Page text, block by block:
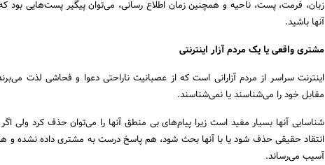
زبان، فرمت، پست، ناحیه و همچنین زمان اطلاع رسانی، می‌توان پیگیر پست‌هایی
آنها باشید.
مشتری واقعی یا یک مردم آزار اینترنتی
اینترنت سراسر از مردم ‌آزارانی است که از عصبانیت ناراحتی دعوا و فحاشی لذت
مقابل خود را می‌شناسند یا نمی‌شناسند.
شناسایی آنها بسیار مفید است زیرا پیام‌های بی منطق آنها را می‌توان حذف کرد ولی
انتقاد حقیقی حذف شود یا با آنها بحث شود، هم پاسخ درست به مشتری داده نشده و هم
آسیب می‌رساند.